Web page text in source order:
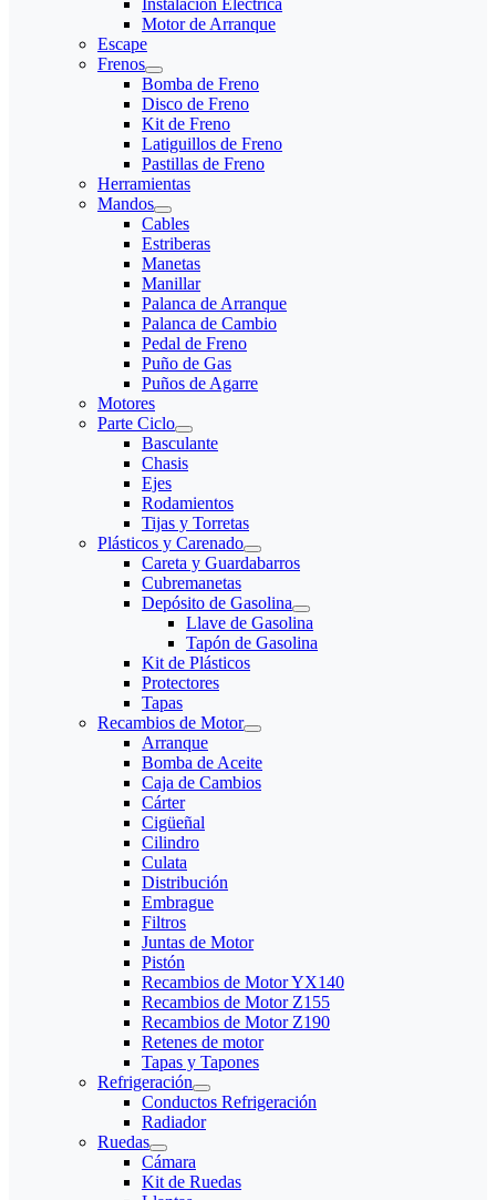
Motor de Arranque
Escape
Frenos
Bomba de Freno
Disco de Freno
Kit de Freno
Latiguillos de Freno
Pastillas de Freno
Herramientas
Mandos
Cables
Estriberas
Manetas
Manillar
Palanca de Arranque
Palanca de Cambio
Pedal de Freno
Puño de Gas
Puños de Agarre
Motores
Parte Ciclo
Basculante
Chasis
Ejes
Rodamientos
Tijas y Torretas
Plásticos y Carenado
Careta y Guardabarros
Cubremanetas
Depósito de Gasolina
Llave de Gasolina
Tapón de Gasolina
Kit de Plásticos
Protectores
Tapas
Recambios de Motor
Arranque
Bomba de Aceite
Caja de Cambios
Cárter
Cigüeñal
Cilindro
Culata
Distribución
Embrague
Filtros
Juntas de Motor
Pistón
Recambios de Motor YX140
Recambios de Motor Z155
Recambios de Motor Z190
Retenes de motor
Tapas y Tapones
Refrigeración
Conductos Refrigeración
Radiador
Ruedas
Cámara
Kit de Ruedas